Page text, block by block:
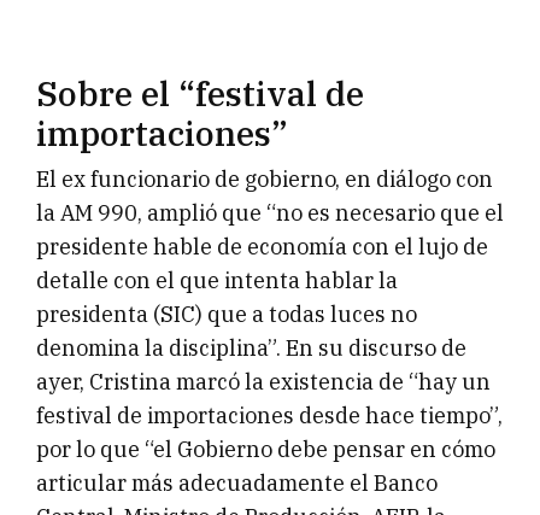
Sobre el “festival de
importaciones”
El ex funcionario de gobierno, en diálogo con
la AM 990, amplió que “no es necesario que el
presidente hable de economía con el lujo de
detalle con el que intenta hablar la
presidenta (SIC) que a todas luces no
denomina la disciplina”. En su discurso de
ayer, Cristina marcó la existencia de “hay un
festival de importaciones desde hace tiempo”,
por lo que “el Gobierno debe pensar en cómo
articular más adecuadamente el Banco